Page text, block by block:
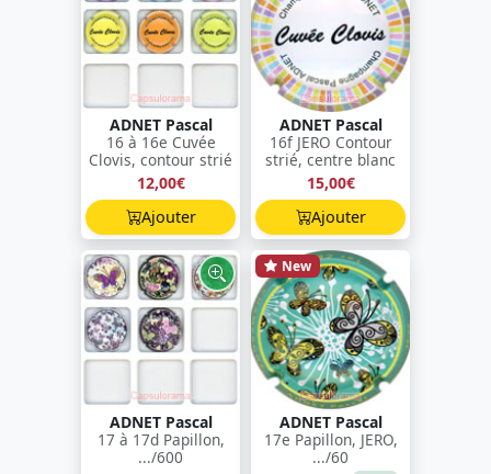
ADNET Pascal
16 à 16e Cuvée
Clovis, contour strié
12,00€
Ajouter
ADNET Pascal
16f JERO Contour
strié, centre blanc
15,00€
Ajouter
ADNET Pascal
17 à 17d Papillon,
.../600
New
ADNET Pascal
17e Papillon, JERO,
.../60